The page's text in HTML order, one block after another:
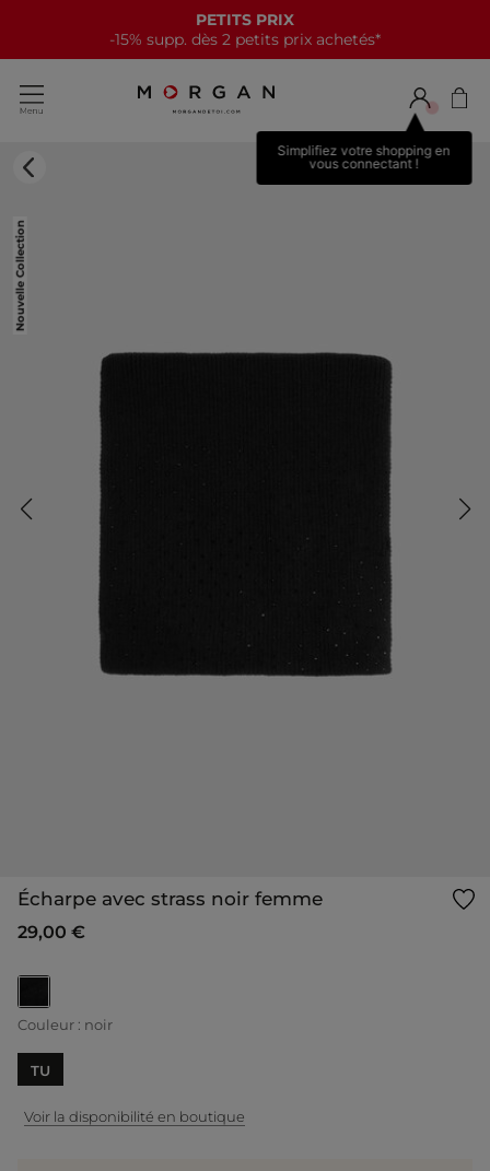
PETITS PRIX
-15% supp. dès 2 petits prix achetés*
Simplifiez votre shopping en
vous connectant !
Nouvelle Collection
Écharpe avec strass noir femme
29,00 €
selected
Couleur : noir
TU
Voir la disponibilité en boutique